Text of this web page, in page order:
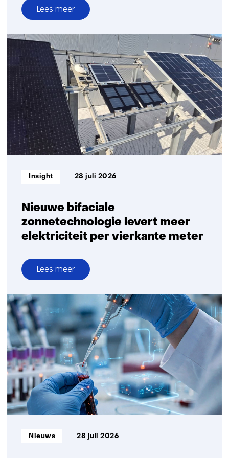
Lees meer
over
Verduurzaming
bedrijven
Nieuwe bifaciale
zonnetechnologie levert meer
elektriciteit per vierkante meter
Informatietype:
Insight 28 juli 2026
Lees meer
over
Nieuwe
bifaciale
zonnetechnologie
levert
meer
elektriciteit
per
vierkante
meter
Informatietype:
Nieuws 28 juli 2026